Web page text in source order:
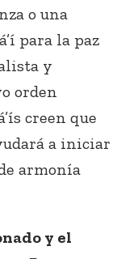
o una
para la paz
y
orden
creen que
a iniciar
armonía
y el